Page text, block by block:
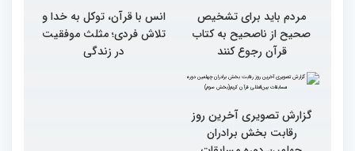
مردم باید برای تشخیص
صحیح از ناصحیح به کتاب
قرآن رجوع کنند
انس با قرآن، توکل به خدا و
تلاش فردی؛ مثلث موفقیت
در زندگی